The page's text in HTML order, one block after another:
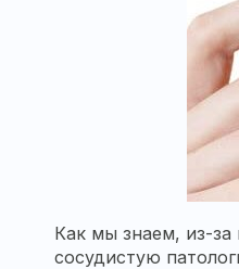
Как мы знаем, из-
сосудистую